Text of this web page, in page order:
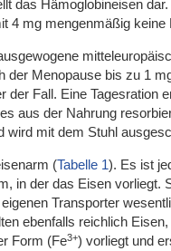
das Hämoglobineisen
4 mg mengenmäßig keine
Menopause bis zu 1
Fall. Eine Tagesration
aus der Nahrung
wird mit dem Stuhl
(Tabelle 1). Es ist
in der das Eisen
Transporter
ebenfalls reichlich
Form (Fe3+) vorliegt und